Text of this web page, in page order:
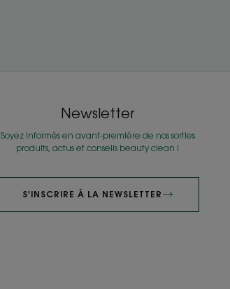
Newsletter
Soyez informés en avant-première de nos sorties
produits, actus et conseils beauty clean !
S'INSCRIRE À LA NEWSLETTER